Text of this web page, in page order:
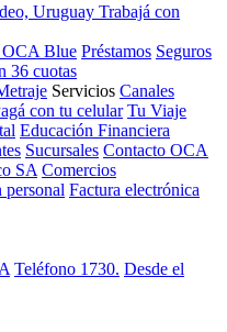
Uruguay Trabajá con
OCA Blue Préstamos Seguros
36 cuotas
Servicios Canales
con tu celular Tu Viaje
Educación Financiera
Sucursales Contacto OCA
SA Comercios
personal Factura electrónica
Teléfono 1730. Desde el